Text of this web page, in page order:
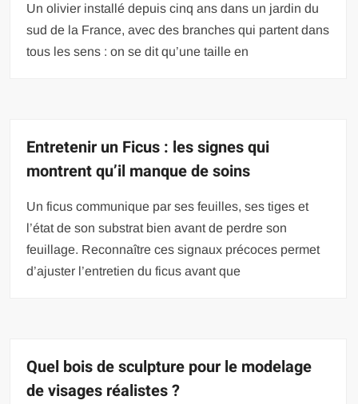
Un olivier installé depuis cinq ans dans un jardin du
sud de la France, avec des branches qui partent dans
tous les sens : on se dit qu’une taille en
Entretenir un Ficus : les signes qui
montrent qu’il manque de soins
Un ficus communique par ses feuilles, ses tiges et
l’état de son substrat bien avant de perdre son
feuillage. Reconnaître ces signaux précoces permet
d’ajuster l’entretien du ficus avant que
Quel bois de sculpture pour le modelage
de visages réalistes ?